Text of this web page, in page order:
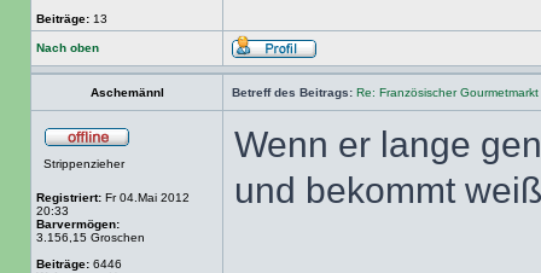
Beiträge: 13
Nach oben
Aschemännl Betreff des Beitrags: Re: Französischer Gourmetmarkt
Strippenzieher
Registriert: Fr 04.Mai 2012
20:33
Barvermögen:
3.156,15 Groschen
Beiträge: 6446
Wenn er lange
und bekommt